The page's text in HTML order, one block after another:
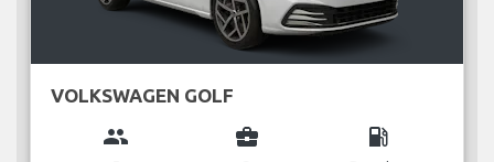
VOLKSWAGEN GOLF
group business_center local_gas_station